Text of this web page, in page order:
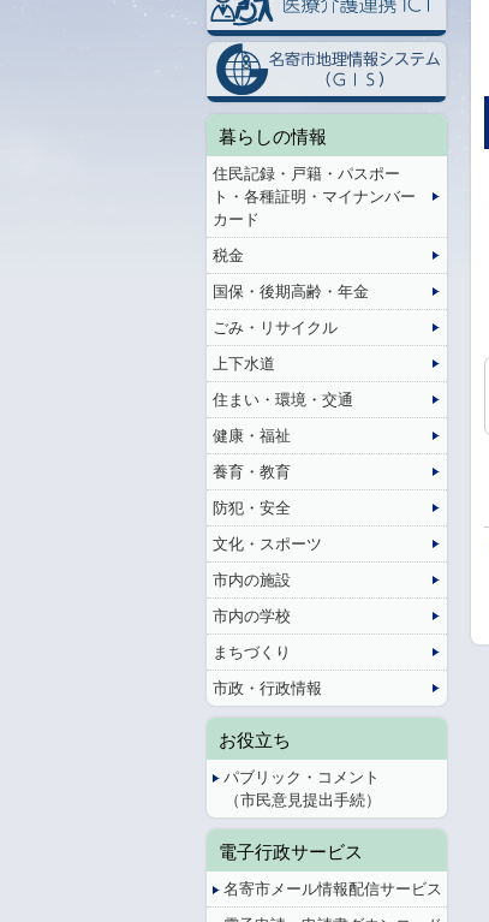
暮らしの情報
住民記録・戸籍・パスポー
ト・各種証明・マイナンバー
カード
税金
国保・後期高齢・年金
ごみ・リサイクル
上下水道
住まい・環境・交通
健康・福祉
養育・教育
防犯・安全
文化・スポーツ
市内の施設
市内の学校
まちづくり
市政・行政情報
お役立ち
パブリック・コメント
（市民意見提出手続）
電子行政サービス
名寄市メール情報配信サービス